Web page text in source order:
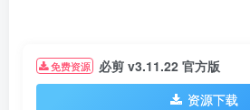
免费资源
必剪 v3.11.22 官方版
资源下载